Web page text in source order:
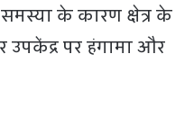
के कारण क्षेत्र के
उपकेंद्र पर हंगामा और